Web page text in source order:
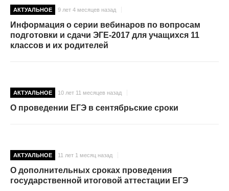
АКТУАЛЬНОЕ 9 лет 4 месяцев назад
Информация о серии вебинаров по вопросам
подготовки и сдачи ЭГЕ-2017 для учащихся 11
классов и их родителей
АКТУАЛЬНОЕ 10 лет 11 месяцев назад
О проведении ЕГЭ в сентябрьские сроки
АКТУАЛЬНОЕ 11 лет 1 месяц назад
О дополнительных сроках проведения
государственной итоговой аттестации ЕГЭ